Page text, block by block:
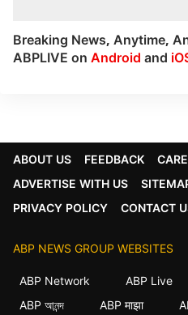
Breaking News, Anytime,
ABPLIVE on Android and
ABOUT US FEEDBACK
ADVERTISE WITH US
PRIVACY POLICY
CONTACT
ABP NEWS GROUP WEBSITES
ABP Network ABP Live
ABP আনন্দ
ABP माझा